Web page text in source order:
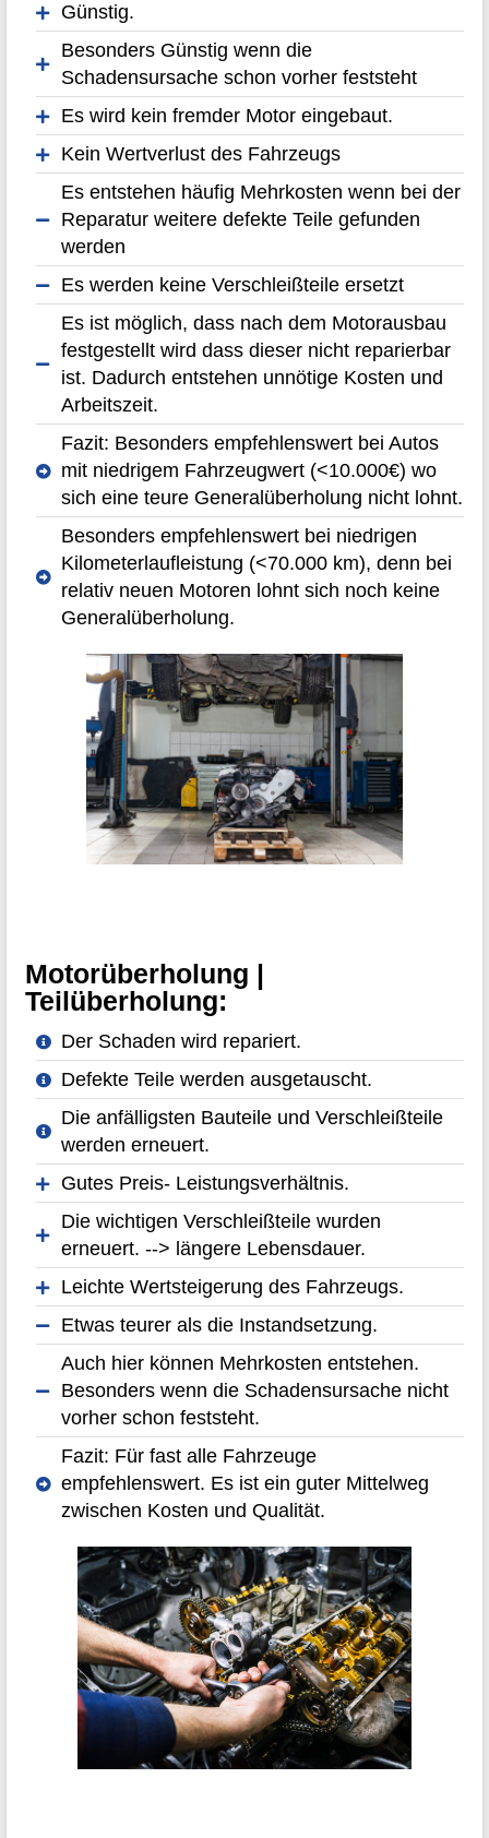
Günstig.
Besonders Günstig wenn die
Schadensursache schon vorher feststeht
Es wird kein fremder Motor eingebaut.
Kein Wertverlust des Fahrzeugs
Es entstehen häufig Mehrkosten wenn bei der
Reparatur weitere defekte Teile gefunden
werden
Es werden keine Verschleißteile ersetzt
Es ist möglich, dass nach dem Motorausbau
festgestellt wird dass dieser nicht reparierbar
ist. Dadurch entstehen unnötige Kosten und
Arbeitszeit.
Fazit: Besonders empfehlenswert bei Autos
mit niedrigem Fahrzeugwert (<10.000€) wo
sich eine teure Generalüberholung nicht lohnt.
Besonders empfehlenswert bei niedrigen
Kilometerlaufleistung (<70.000 km), denn bei
relativ neuen Motoren lohnt sich noch keine
Generalüberholung.
Motorüberholung |
Teilüberholung:
Der Schaden wird repariert.
Defekte Teile werden ausgetauscht.
Die anfälligsten Bauteile und Verschleißteile
werden erneuert.
Gutes Preis- Leistungsverhältnis.
Die wichtigen Verschleißteile wurden
erneuert. --> längere Lebensdauer.
Leichte Wertsteigerung des Fahrzeugs.
Etwas teurer als die Instandsetzung.
Auch hier können Mehrkosten entstehen.
Besonders wenn die Schadensursache nicht
vorher schon feststeht.
Fazit: Für fast alle Fahrzeuge
empfehlenswert. Es ist ein guter Mittelweg
zwischen Kosten und Qualität.